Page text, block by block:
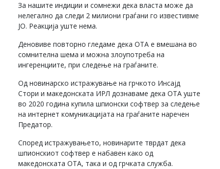
За нашите индиции и сомнежи дека власта може да
нелегално да следи 2 милиони граѓани го известивме
ЈО. Реакција уште нема.
Деновиве повторно гледаме дека ОТА е вмешана во
сомнителна шема и можна злоупотреба на
ингеренциите, при следење на граѓаните.
Од новинарско истражување на грчкото Инсајд
Стори и македонската ИРЛ дознаваме дека ОТА уште
во 2020 година купила шпионски софтвер за следење
на интернет комуникацијата на граѓаните наречен
Предатор.
Според истражувањето, новинарите тврдат дека
шпионскиот софтвер е набавен како од
македонската ОТА, така и од грчката служба.